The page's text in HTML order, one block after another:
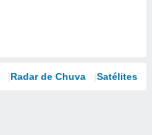
Radar de Chuva Satélites